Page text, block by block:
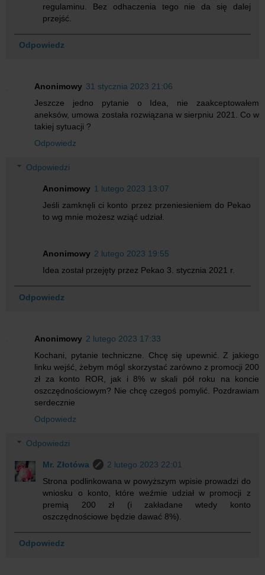
regulaminu. Bez odhaczenia tego nie da się dalej
przejść.
Odpowiedz
Anonimowy 31 stycznia 2023 21:06
Jeszcze jedno pytanie o Idea, nie zaakceptowałem
aneksów, umowa została rozwiązana w sierpniu 2021. Co w
takiej sytuacji ?
Odpowiedz
Odpowiedzi
Anonimowy 1 lutego 2023 13:07
Jeśli zamknęli ci konto przez przeniesieniem do Pekao
to wg mnie możesz wziąć udział.
Anonimowy 2 lutego 2023 19:55
Idea został przejęty przez Pekao 3. stycznia 2021 r.
Odpowiedz
Anonimowy 2 lutego 2023 17:33
Kochani, pytanie techniczne. Chcę się upewnić. Z jakiego
linku wejść, żebym mógl skorzystać zarówno z promocji 200
zł za konto ROR, jak i 8% w skali pół roku na koncie
oszczędnościowym? Nie chcę czegoś pomylić. Pozdrawiam
serdecznie
Odpowiedz
Odpowiedzi
Mr. Złotówa
2 lutego 2023 22:01
Strona podlinkowana w powyższym wpisie prowadzi do
wniosku o konto, które weźmie udział w promocji z
premią 200 zł (i zakładane wtedy konto
oszczędnościowe będzie dawać 8%).
Odpowiedz